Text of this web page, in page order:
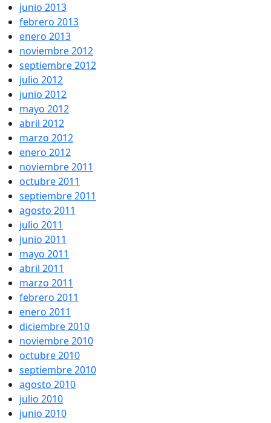
junio 2013
febrero 2013
enero 2013
noviembre 2012
septiembre 2012
julio 2012
junio 2012
mayo 2012
abril 2012
marzo 2012
enero 2012
noviembre 2011
octubre 2011
septiembre 2011
agosto 2011
julio 2011
junio 2011
mayo 2011
abril 2011
marzo 2011
febrero 2011
enero 2011
diciembre 2010
noviembre 2010
octubre 2010
septiembre 2010
agosto 2010
julio 2010
junio 2010